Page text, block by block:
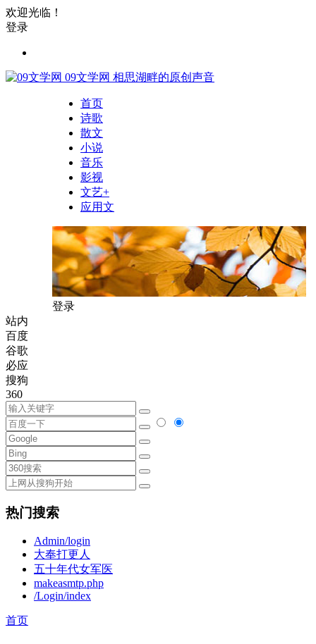
欢迎光临！
登录
09文学网 相思湖畔的原创声音
首页
诗歌
散文
小说
音乐
影视
文艺+
应用文
登录
站内
百度
谷歌
必应
搜狗
360
热门搜索
Admin/login
大奉打更人
五十年代女军医
makeasmtp.php
/Login/index
首页